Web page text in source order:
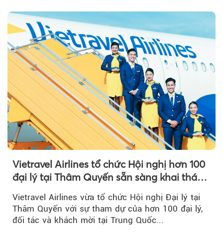
Vietravel Airlines tổ chức Hội nghị hơn 100
đại lý tại Thâm Quyến sẵn sàng khai thác
đường bay thẳng TP.HCM - Thâm Quyến
Vietravel Airlines vừa tổ chức Hội nghị Đại lý tại
Thâm Quyến với sự tham dự của hơn 100 đại lý,
đối tác và khách mời tại Trung Quốc...